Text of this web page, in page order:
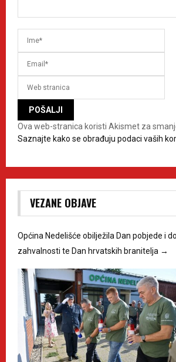
Ova web-stranica koristi Akismet za
Saznajte kako se obrađuju podaci vaših
VEZANE OBJAVE
Općina Nedelišće obilježila Dan pobjede i
zahvalnosti te Dan hrvatskih branitelja →